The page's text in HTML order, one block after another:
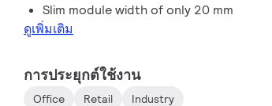
Slim module width of only 20 mm
ดูเพิ่มเติม
การประยุกต์ใช้งาน
Office Retail Industry